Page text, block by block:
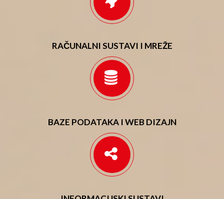
RAČUNALNI SUSTAVI I MREŽE
BAZE PODATAKA I WEB DIZAJN